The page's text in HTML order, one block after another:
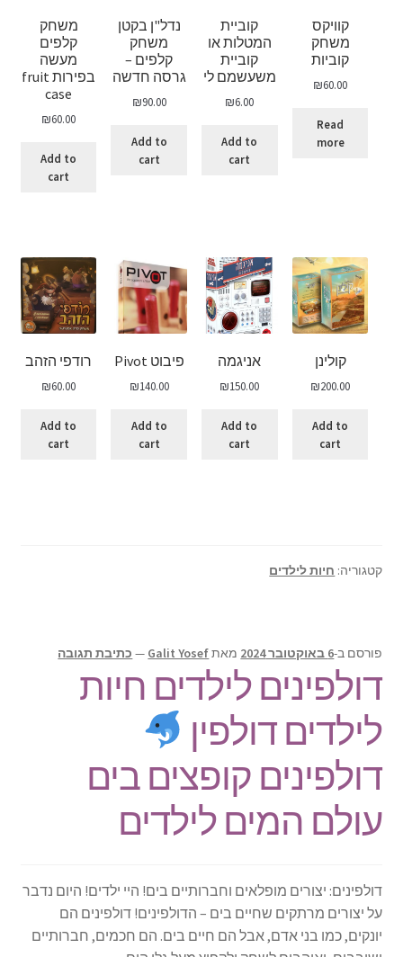
קוויקס
משחק
קוביות
₪60.00
Read
more
קוביית
המטלות או
קוביית
משעשמם לי
₪6.00
Add to
cart
נדל"ן בקטן
משחק
קלפים –
גרסה חדשה
₪90.00
Add to
cart
משחק
קלפים
מעשה
בפירות fruit
case
₪60.00
Add to
cart
קולינן
₪200.00
Add to
cart
אניגמה
₪150.00
Add to
cart
פיבוט Pivot
₪140.00
Add to
cart
רודפי הזהב
₪60.00
Add to
cart
קטגוריה: חיות לילדים
פורסם ב-6 באוקטובר 2024 מאתGalit Yosef
— כתיבת תגובה
דולפינים לילדים חיות
לילדים דולפין
דולפינים קופצים בים
עולם המים לילדים
דולפינים: יצורים מופלאים וחברותיים בים! היי ילדים! היום נדבר
על יצורים מרתקים שחיים בים – הדולפינים! דולפינים הם
יונקים, כמו בני אדם, אבל הם חיים בים. הם חכמים, חברותיים